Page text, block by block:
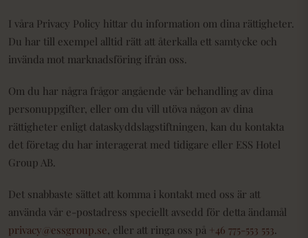
I våra Privacy Policy hittar du information om dina rättigheter.
Du har till exempel alltid rätt att återkalla ett samtycke och
invända mot marknadsföring ifrån oss.
Om du har några frågor angående vår behandling av dina
personuppgifter, eller om du vill utöva någon av dina
rättigheter enligt dataskyddslagstiftningen, kan du kontakta
det företag du har interagerat med tidigare eller ESS Hotel
Group AB.
Det snabbaste sättet att komma i kontakt med oss ​​är att
använda vår e-postadress speciellt avsedd för detta ändamål
privacy@essgroup.se, eller att ringa oss på +46 775-553 553.